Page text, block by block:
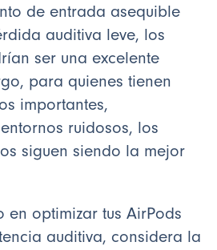
de entrada asequible
auditiva leve, los
ser una excelente
para quienes tienen
importantes,
ruidosos, los
siguen siendo la mejor
en optimizar tus AirPods
auditiva, considera la